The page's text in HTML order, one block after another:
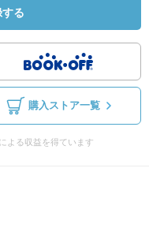
る
購入ストア一覧
よる収益を得ています